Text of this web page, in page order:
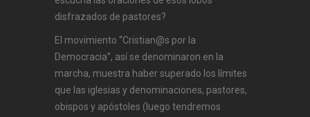
disfrazados de pastores?
El movimiento “Cristian@s por la
Democracia”, así se denominaron en la
marcha, muestra haber superado los límites
que las iglesias y denominaciones, pastores,
obispos y apóstoles (luego tendremos